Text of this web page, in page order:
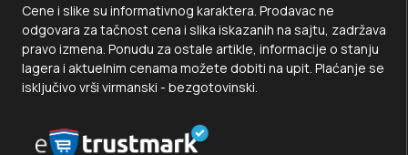
Cene i slike su informativnog karaktera. Prodavac ne
odgovara za tačnost cena i slika iskazanih na sajtu, zadržava
pravo izmena. Ponudu za ostale artikle, informacije o stanju
lagera i aktuelnim cenama možete dobiti na upit. Plaćanje se
isključivo vrši virmanski - bezgotovinski.